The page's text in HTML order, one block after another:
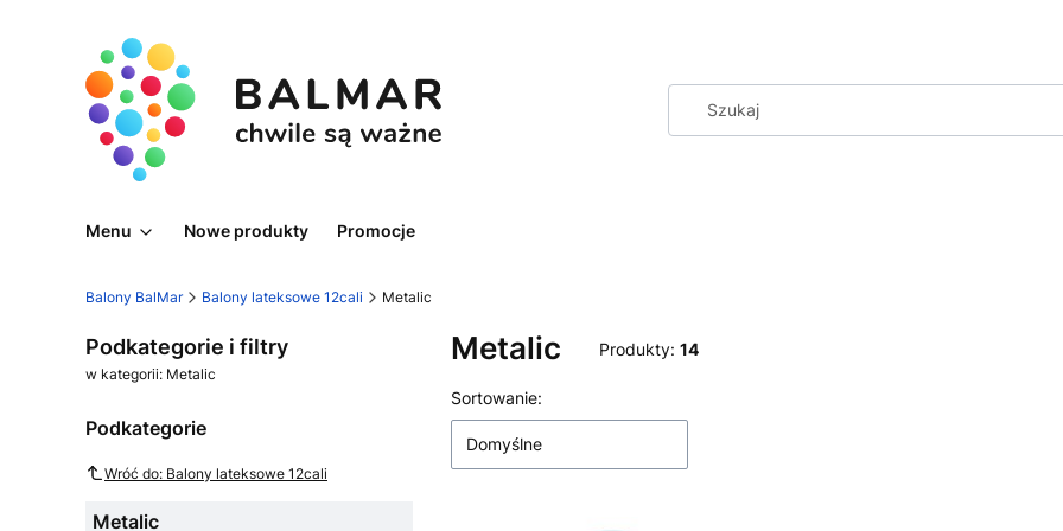
Menu Nowe produkty Promocje
Balony BalMar Balony lateksowe 12cali Metalic
Podkategorie i filtry
w kategorii: Metalic
Podkategorie
Wróć do: Balony lateksowe 12cali
Metalic
Metalic Produkty: 14
Lista produktów
Sortowanie:
Domyślne